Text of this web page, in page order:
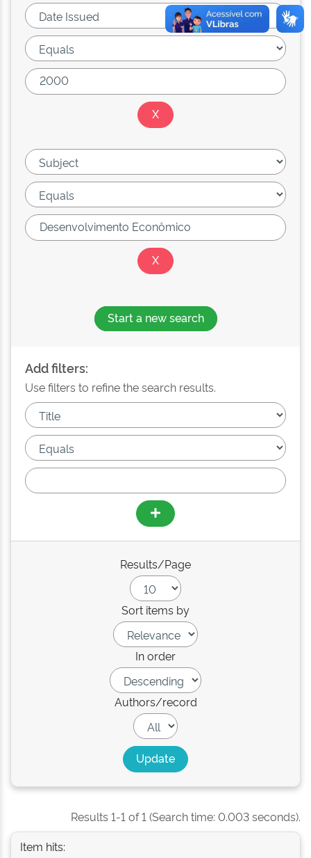
Start a new search
Add filters:
Use filters to refine the search results.
Results/Page
Sort items by
In order
Authors/record
Results 1-1 of 1 (Search time: 0.003 seconds).
Item hits: